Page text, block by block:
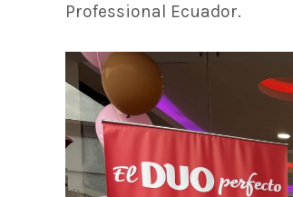
Professional Ecuador.